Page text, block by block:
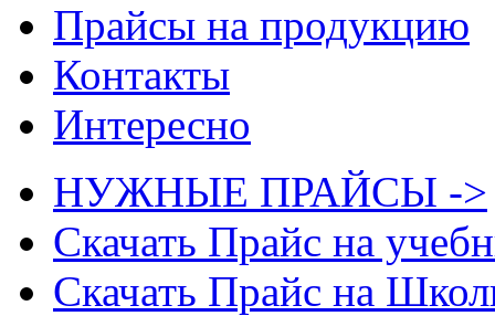
Прайсы на продукцию
Контакты
Интересно
НУЖНЫЕ ПРАЙСЫ ->
Скачать Прайс на
Скачать Прайс на